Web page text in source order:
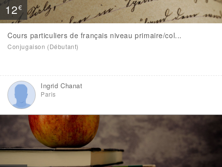
12€
Cours particuliers de français niveau primaire/col...
Conjugaison (Débutant)
Ingrid Chanat
Paris